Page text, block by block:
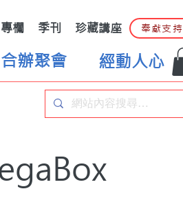
專欄 季刊 珍藏講座 奉獻支持
合辦聚會 經動人心